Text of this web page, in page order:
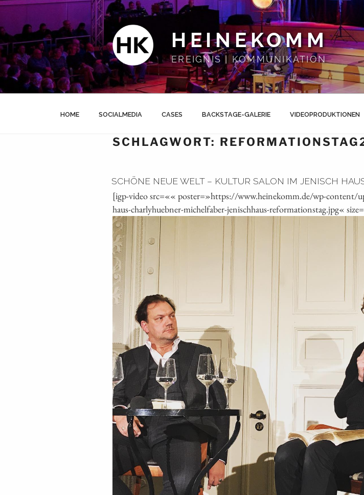
Zum
springen
HEINEKOMM
EREIGNIS | KOMMUNIKATION
HOME SOCIALMEDIA CASES BACKSTAGE-GALERIE VIDEOPRODUKTIONEN
SCHLAGWORT:
SCHÖNE NEUE WELT – KULTUR SALON IM JENISCH
[igp-video src=«« poster=»https://www.heinekomm.de/wp-content/
haus-charlyhuebner-michelfaber-jenischhaus-reformationstag.jpg«